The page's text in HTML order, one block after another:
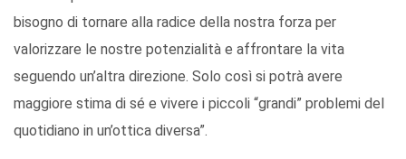
bisogno di tornare alla radice della nostra forza per
valorizzare le nostre potenzialità e affrontare la vita
seguendo un’altra direzione. Solo così si potrà avere
maggiore stima di sé e vivere i piccoli “grandi” problemi del
quotidiano in un’ottica diversa”.